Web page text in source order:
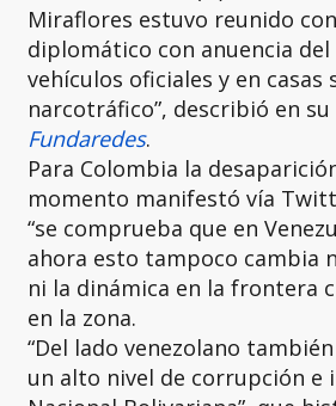
Miraflores estuvo reunido
diplomático con anuencia
vehículos oficiales y en
narcotráfico”, describió en
Fundaredes.
Para Colombia la
momento manifestó vía
“se comprueba que en
ahora esto tampoco cambia
ni la dinámica en la frontera
en la zona.
“Del lado venezolano
un alto nivel de corrupción e